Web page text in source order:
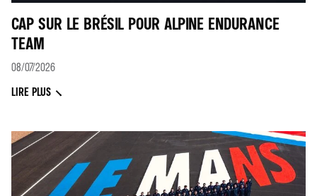
CAP SUR LE BRÉSIL POUR ALPINE ENDURANCE
TEAM
08/07/2026
LIRE PLUS